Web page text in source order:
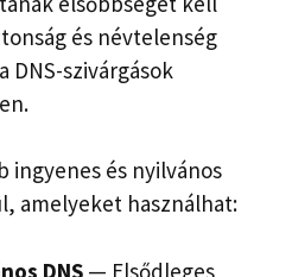
és névtelenség
DNS-szivárgások
ingyenes és nyilvános
amelyeket használhat:
DNS — Elsődleges